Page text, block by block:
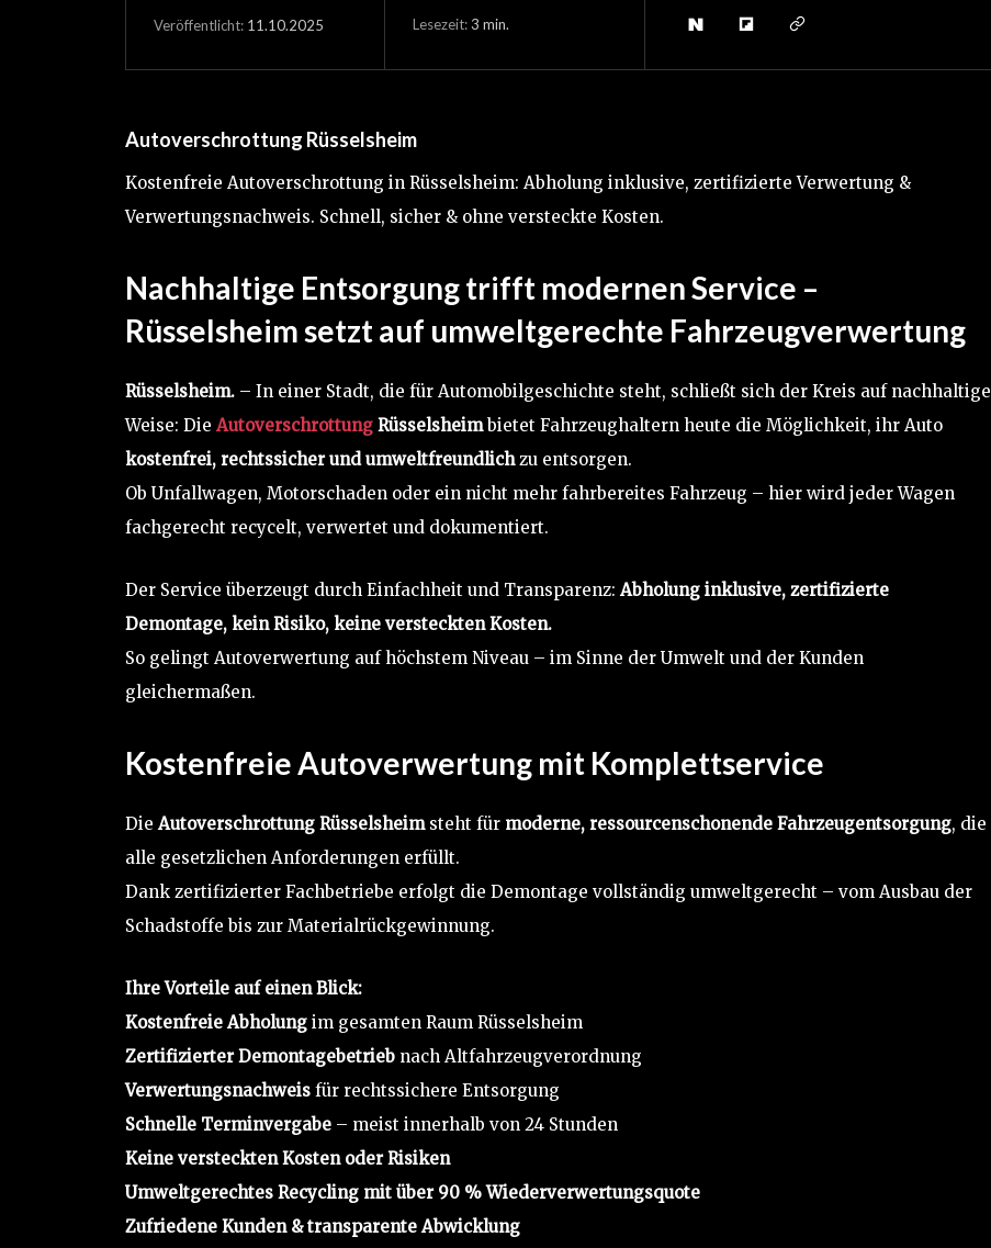
Veröffentlicht: 11.10.2025 Lesezeit:3 min.
Autoverschrottung Rüsselsheim
Kostenfreie Autoverschrottung in Rüsselsheim: Abholung inklusive, zertifizierte Verwertung &
Verwertungsnachweis. Schnell, sicher & ohne versteckte Kosten.
Nachhaltige Entsorgung trifft modernen Service –
Rüsselsheim setzt auf umweltgerechte Fahrzeugverwertung
Rüsselsheim. – In einer Stadt, die für Automobilgeschichte steht, schließt sich der Kreis auf nachhaltige
Weise: Die Autoverschrottung Rüsselsheimbietet Fahrzeughaltern heute die Möglichkeit, ihr Auto
kostenfrei, rechtssicher und umweltfreundlichzu entsorgen.
Ob Unfallwagen, Motorschaden oder ein nicht mehr fahrbereites Fahrzeug – hier wird jeder Wagen
fachgerecht recycelt, verwertet und dokumentiert.
Der Service überzeugt durch Einfachheit und Transparenz:Abholung inklusive, zertifizierte
Demontage, kein Risiko, keine versteckten Kosten.
So gelingt Autoverwertung auf höchstem Niveau – im Sinne der Umwelt und der Kunden
gleichermaßen.
Kostenfreie Autoverwertung mit Komplettservice
DieAutoverschrottung Rüsselsheimsteht für moderne, ressourcenschonende Fahrzeugentsorgung, die
alle gesetzlichen Anforderungen erfüllt.
Dank zertifizierter Fachbetriebe erfolgt die Demontage vollständig umweltgerecht – vom Ausbau der
Schadstoffe bis zur Materialrückgewinnung.
Ihre Vorteile auf einen Blick:
Kostenfreie Abholung im gesamten Raum Rüsselsheim
Zertifizierter Demontagebetrieb nach Altfahrzeugverordnung
Verwertungsnachweis für rechtssichere Entsorgung
Schnelle Terminvergabe – meist innerhalb von 24 Stunden
Keine versteckten Kosten oder Risiken
Umweltgerechtes Recycling mit über 90 % Wiederverwertungsquote
Zufriedene Kunden & transparente Abwicklung